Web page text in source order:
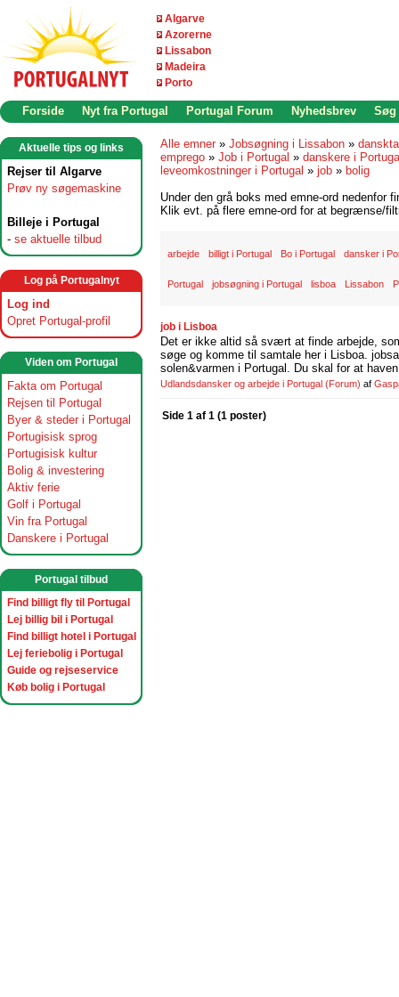
Algarve
Azorerne
Lissabon
Madeira
Porto
Forside Nyt fra Portugal Portugal Forum Nyhedsbrev Søg
Aktuelle tips og links
Rejser til Algarve
Prøv ny søgemaskine
Billeje i Portugal
- se aktuelle tilbud
Log på Portugalnyt
Log ind
Opret Portugal-profil
Viden om Portugal
Fakta om Portugal
Rejsen til Portugal
Byer & steder i Portugal
Portugisisk sprog
Portugisisk kultur
Bolig & investering
Aktiv ferie
Golf i Portugal
Vin fra Portugal
Danskere i Portugal
Portugal tilbud
Find billigt fly til Portugal
Lej billig bil i Portugal
Find billigt hotel i Portugal
Lej feriebolig i Portugal
Guide og rejseservice
Køb bolig i Portugal
Alle emner » Jobsøgning i Lissabon »
emprego » Job i Portugal » danskere i
leveomkostninger i Portugal » job » bolig
Under den grå boks med emne-ord nedenfor
Klik evt. på flere emne-ord for at begrænse/
arbejde billigt i Portugal Bo i Portugal dansker i
Portugal jobsøgning i Portugal lisboa Lissabon
job i Lisboa
Det er ikke altid så svært at finde arbejde,
søge og komme til samtale her i Lisboa.
solen&varmen i Portugal. Du skal for at
Udlandsdansker og arbejde i Portugal (Forum) af
Side 1 af 1 (1 poster)